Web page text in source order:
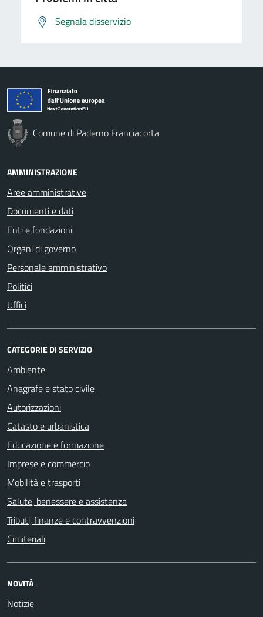
Segnala disservizio
Comune di Paderno Franciacorta
AMMINISTRAZIONE
Aree amministrative
Documenti e dati
Enti e fondazioni
Organi di governo
Personale amministrativo
Politici
Uffici
CATEGORIE DI SERVIZIO
Ambiente
Anagrafe e stato civile
Autorizzazioni
Catasto e urbanistica
Educazione e formazione
Imprese e commercio
Mobilità e trasporti
Salute, benessere e assistenza
Tributi, finanze e contravvenzioni
Cimiteriali
NOVITÀ
Notizie